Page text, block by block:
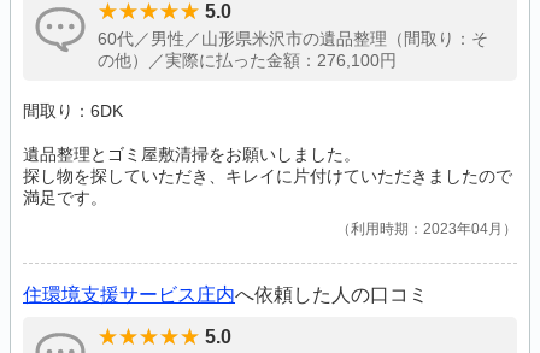
5.0
60代／男性／山形県米沢市の遺品整理（間取り：そ
の他）／実際に払った金額：276,100円
間取り：6DK
遺品整理とゴミ屋敷清掃をお願いしました。
探し物を探していただき、キレイに片付けていただきましたので
満足です。
利用時期：2023年04月
住環境支援サービス庄内へ依頼した人の口コミ
5.0